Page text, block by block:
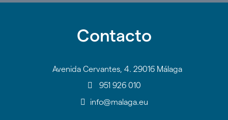
Contacto
Avenida Cervantes, 4. 29016 Málaga
951 926 010
info@malaga.eu